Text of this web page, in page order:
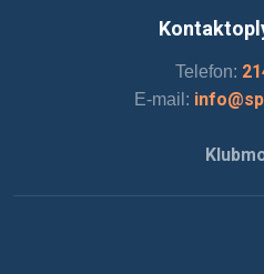
Telefon:
E-mail: